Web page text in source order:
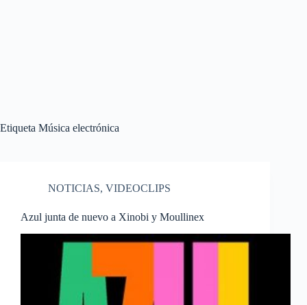
Etiqueta Música electrónica
NOTICIAS, VIDEOCLIPS
Azul junta de nuevo a Xinobi y Moullinex